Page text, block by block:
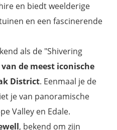
en biedt weelderige
en een fascinerende
als de "Shivering
de meest iconische
District. Eenmaal je de
je van panoramische
Valley en Edale.
, bekend om zijn